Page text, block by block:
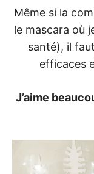
Même si la
le mascara où
santé), il
efficaces
J’aime